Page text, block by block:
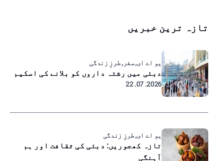
تازہ ترین خبریں
یو اے ای, سفر, طرزِ زندگی
دبئی میں رشتہ داروں کو بلانے کی اسکیم
2026. 07. 22
یو اے ای, طرزِ زندگی
تازہ کھجوریں: دبئی کی ثقافت اور ہم
آہنگی